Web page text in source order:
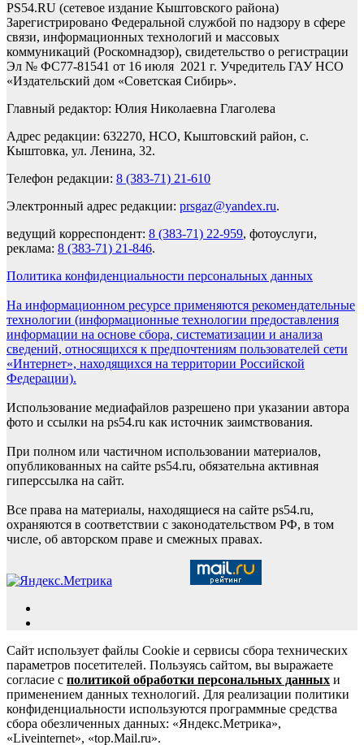
PS54.RU (сетевое издание Кыштовского района)
Зарегистрировано Федеральной службой по надзору в сфере
связи, информационных технологий и массовых
коммуникаций (Роскомнадзор), свидетельство о регистрации
Эл № ФС77-81541 от 16 июля 2021 г. Учредитель ГАУ НСО
«Издательский дом «Советская Сибирь».
Главный редактор: Юлия Николаевна Глаголева
Адрес редакции: 632270, НСО, Кыштовский район, с.
Кыштовка, ул. Ленина, 32.
Телефон редакции: 8 (383-71) 21-610
Электронный адрес редакции: prsgaz@yandex.ru.
ведущий корреспондент: 8 (383-71) 22-959, фотоуслуги,
реклама: 8 (383-71) 21-846.
Политика конфиденциальности персональных данных
На информационном ресурсе применяются рекомендательные
технологии (информационные технологии предоставления
информации на основе сбора, систематизации и анализа
сведений, относящихся к предпочтениям пользователей сети
«Интернет», находящихся на территории Российской
Федерации).
Использование медиафайлов разрешено при указании автора
фото и ссылки на ps54.ru как источник заимствования.
При полном или частичном использовании материалов,
опубликованных на сайте ps54.ru, обязательна активная
гиперссылка на сайт.
Все права на материалы, находящиеся на сайте ps54.ru,
охраняются в соответствии с законодательством РФ, в том
числе, об авторском праве и смежных правах.
Сайт использует файлы Cookie и сервисы сбора технических
параметров посетителей. Пользуясь сайтом, вы выражаете
согласие с политикой обработки персональных данных и
применением данных технологий. Для реализации политики
конфиденциальности используются программные средства
сбора обезличенных данных: «Яндекс.Метрика»,
«Liveinternet», «top.Mail.ru».